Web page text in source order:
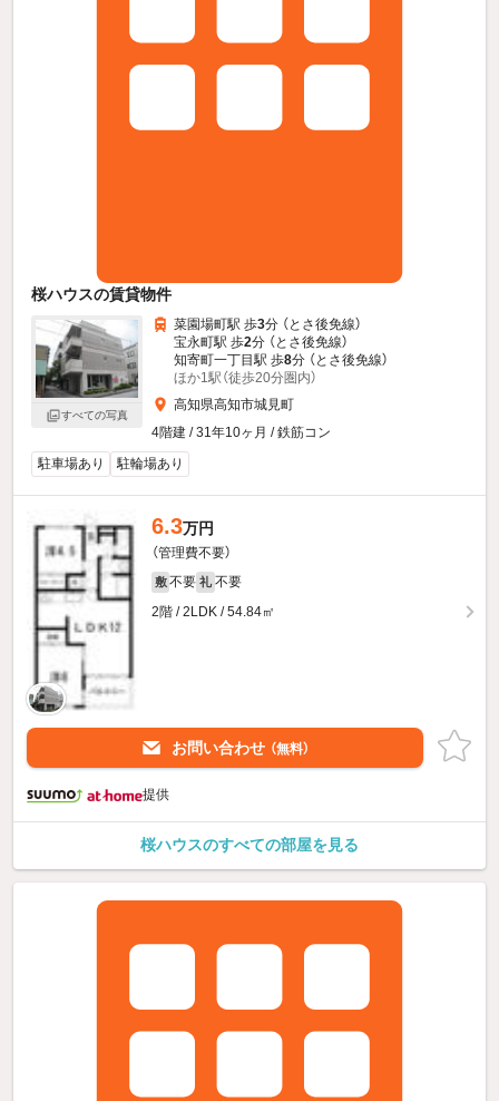
桜ハウスの賃貸物件
すべての写真
菜園場町駅 歩3分 （とさ後免線）
宝永町駅 歩2分 （とさ後免線）
知寄町一丁目駅 歩8分 （とさ後免線）
ほか1駅（徒歩20分圏内）
高知県高知市城見町
4階建 / 31年10ヶ月 / 鉄筋コン
駐車場あり
駐輪場あり
6.3万円
（管理費不要）
敷 不要 礼 不要
2階 / 2LDK / 54.84㎡
お問い合わせ （無料）
提供
桜ハウスのすべての部屋を見る